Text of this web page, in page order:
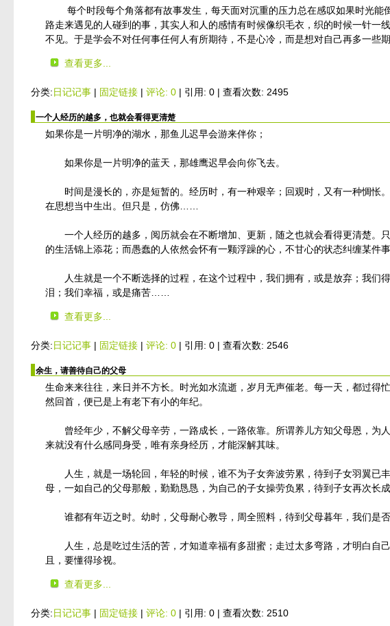
每个时段每个角落都有故事发生，每天面对沉重的压力总在感叹如果时光能
路走来遇见的人碰到的事，其实人和人的感情有时候像织毛衣，织的时候一针
不见。于是学会不对任何事任何人有所期待，不是心冷，而是想对自己再多一些
查看更多...
分类:日记记事 | 固定链接 |评论: 0 | 引用: 0 | 查看次数: 2495
一个人经历的越多，也就会看得更清楚
如果你是一片明净的湖水，那鱼儿迟早会游来伴你；
如果你是一片明净的蓝天，那雄鹰迟早会向你飞去。
时间是漫长的，亦是短暂的。经历时，有一种艰辛；回观时，又有一种惆怅
在思想当中生出。但只是，仿佛……
一个人经历的越多，阅历就会在不断增加、更新，随之也就会看得更清楚。
的生活锦上添花；而愚蠢的人依然会怀有一颗浮躁的心，不甘心的状态纠缠某件
人生就是一个不断选择的过程，在这个过程中，我们拥有，或是放弃；我们
泪；我们幸福，或是痛苦……
查看更多...
分类:日记记事 | 固定链接 |评论: 0 | 引用: 0 | 查看次数: 2546
余生，请善待自己的父母
生命来来往往，来日并不方长。时光如水流逝，岁月无声催老。每一天，都过
然回首，便已是上有老下有小的年纪。
曾经年少，不解父母辛劳，一路成长，一路依靠。所谓养儿方知父母恩，为
来就没有什么感同身受，唯有亲身经历，才能深解其味。
人生，就是一场轮回，年轻的时候，谁不为子女奔波劳累，待到子女羽翼已
母，一如自己的父母那般，勤勤恳恳，为自己的子女操劳负累，待到子女再次长成
谁都有年迈之时。幼时，父母耐心教导，周全照料，待到父母暮年，我们是
人生，总是吃过生活的苦，才知道幸福有多甜蜜；走过太多弯路，才明白自
且，要懂得珍视。
查看更多...
分类:日记记事 | 固定链接 |评论: 0 | 引用: 0 | 查看次数: 2510